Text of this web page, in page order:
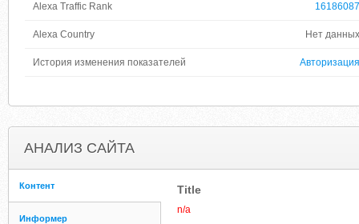
Alexa Traffic Rank 16186087
Alexa Country Нет данных
История изменения показателей Авторизация
АНАЛИЗ САЙТА
Контент
Информер
Title
n/a